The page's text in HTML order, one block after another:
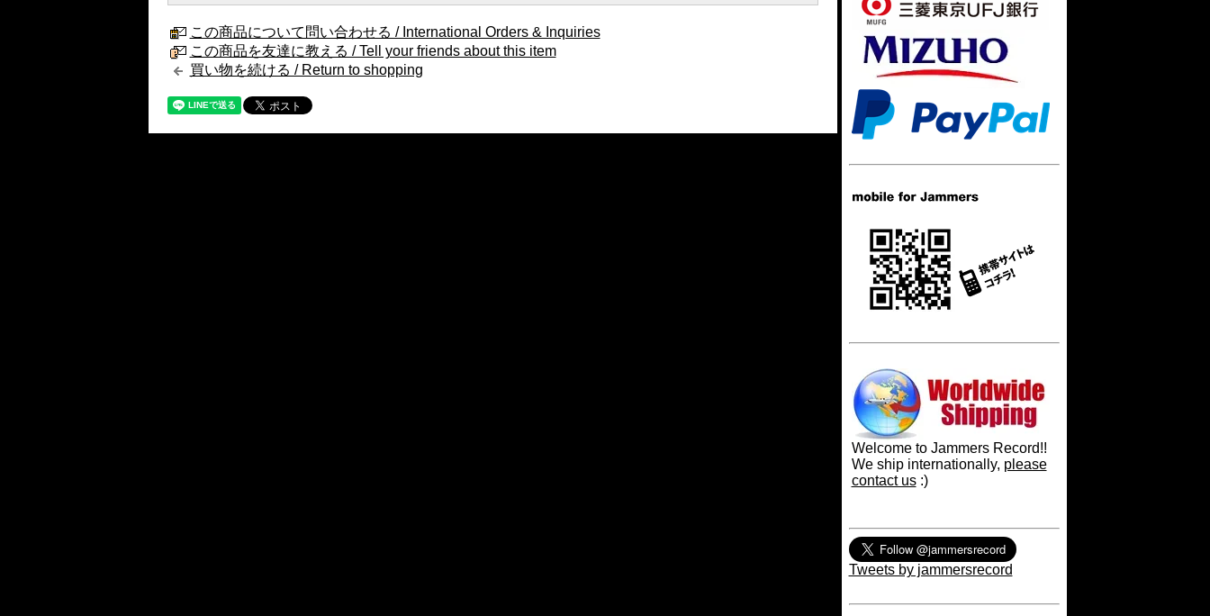
この商品について問い合わせる / International Orders & Inquiries
この商品を友達に教える / Tell your friends about this item
買い物を続ける / Return to shopping
Welcome to Jammers Record!!
We ship internationally, please
contact us:)
Tweets by jammersrecord